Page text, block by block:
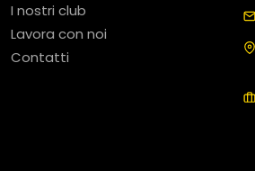
I nostri club
Lavora con noi
Contatti